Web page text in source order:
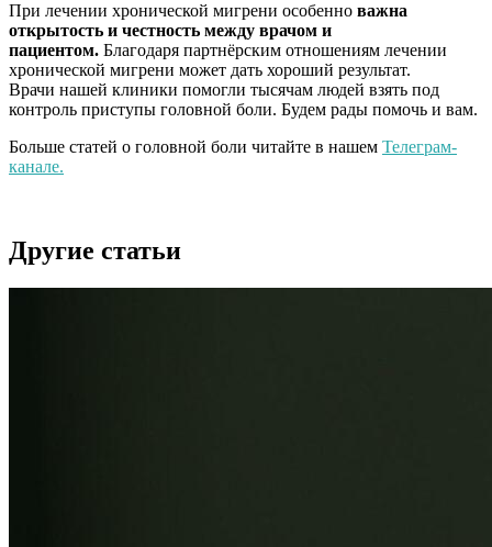
При лечении хронической мигрени особенно важна
открытость и честность между врачом и
пациентом. Благодаря партнёрским отношениям лечении
хронической мигрени может дать хороший результат.
Врачи нашей клиники помогли тысячам людей взять под
контроль приступы головной боли. Будем рады помочь и вам.
Больше статей о головной боли читайте в нашем Телеграм-
канале.
Другие статьи